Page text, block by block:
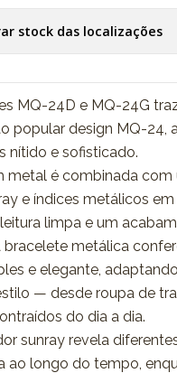
stock das localizações
MQ-24D e MQ-24G
popular design MQ-24,
nítido e sofisticado.
metal é combinada
e índices metálicos
limpa e um
bracelete metálica
e elegante,
— desde roupa de
do dia a dia.
sunray revela
ao longo do tempo,